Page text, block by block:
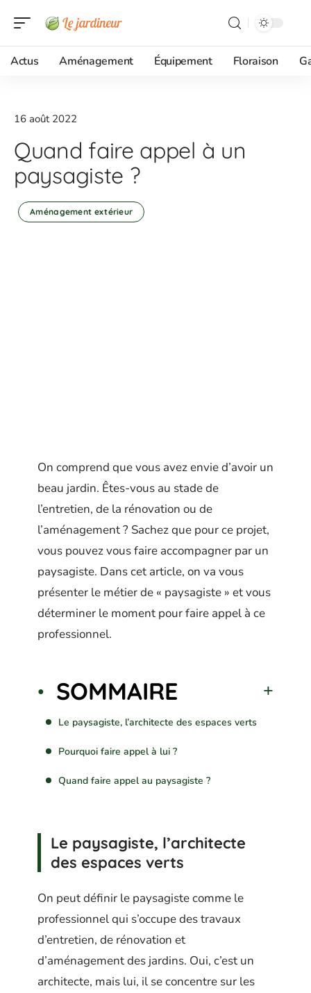
Actus Aménagement Équipement Floraison
16 août 2022
Quand faire appel à un
paysagiste ?
Aménagement extérieur
On comprend que vous avez envie d’avoir un
beau jardin. Êtes-vous au stade de
l’entretien, de la rénovation ou de
l’aménagement ? Sachez que pour ce projet,
vous pouvez vous faire accompagner par un
paysagiste. Dans cet article, on va vous
présenter le métier de « paysagiste » et vous
déterminer le moment pour faire appel à ce
professionnel.
SOMMAIRE
Le paysagiste, l’architecte des espaces verts
Pourquoi faire appel à lui ?
Quand faire appel au paysagiste ?
Le paysagiste, l’architecte
des espaces verts
On peut définir le paysagiste comme le
professionnel qui s’occupe des travaux
d’entretien, de rénovation et
d’aménagement des jardins. Oui, c’est un
architecte, mais lui, il se concentre sur les